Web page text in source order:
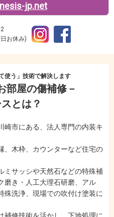
jp.net
お休み)
使う」技術で解決します
部屋の傷補修－
とは？
崎市にある、法人専門の内装キ
、木枠、カウンターなど住宅の
ミサッシや天然石などの特殊補
磨き・人工大理石研磨、アル
殊洗浄、現場での吹付け塗装に